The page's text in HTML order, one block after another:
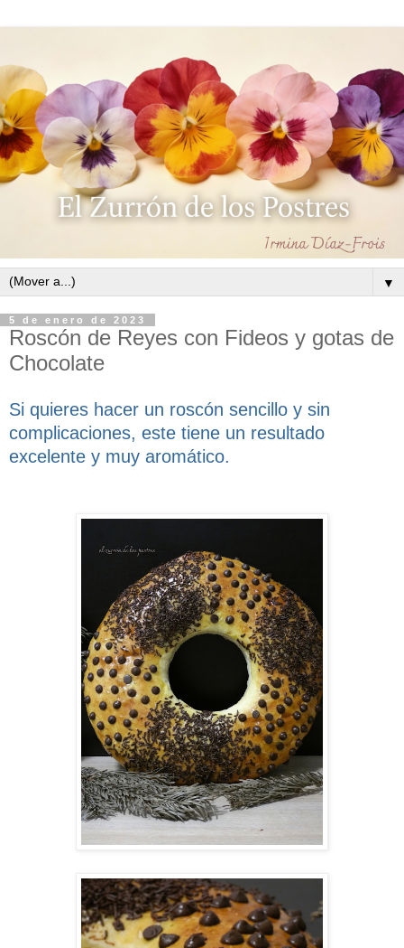
▼
5 de enero de 2023
Roscón de Reyes con Fideos y gotas de
Chocolate
Si quieres hacer un roscón sencillo y sin
complicaciones, este tiene un resultado
excelente y muy aromático.